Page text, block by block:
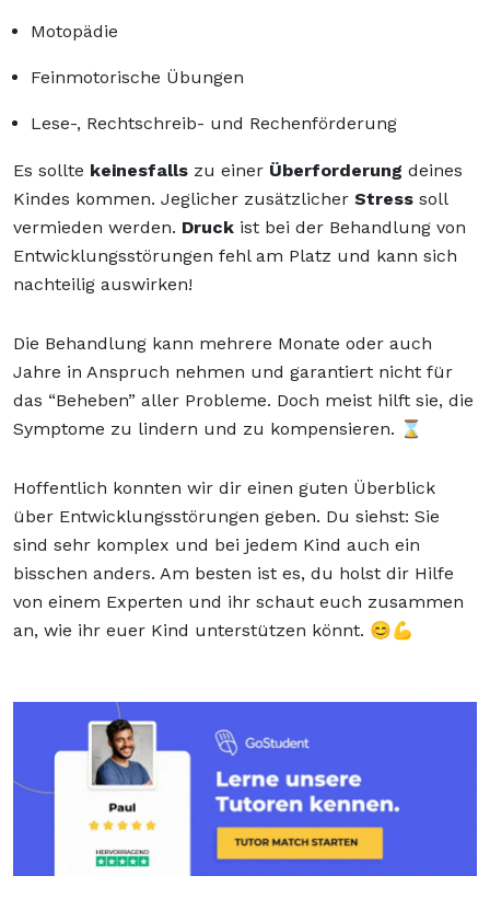
Motopädie
Feinmotorische Übungen
Lese-, Rechtschreib- und Rechenförderung
Es sollte keinesfalls zu einer Überforderung deines
Kindes kommen. Jeglicher zusätzlicher Stress soll
vermieden werden. Druck ist bei der Behandlung von
Entwicklungsstörungen fehl am Platz und kann sich
nachteilig auswirken!
Die Behandlung kann mehrere Monate oder auch
Jahre in Anspruch nehmen und garantiert nicht für
das “Beheben” aller Probleme. Doch meist hilft sie, die
Symptome zu lindern und zu kompensieren. ⌛
Hoffentlich konnten wir dir einen guten Überblick
über Entwicklungsstörungen geben. Du siehst: Sie
sind sehr komplex und bei jedem Kind auch ein
bisschen anders. Am besten ist es, du holst dir Hilfe
von einem Experten und ihr schaut euch zusammen
an, wie ihr euer Kind unterstützen könnt. 😊💪